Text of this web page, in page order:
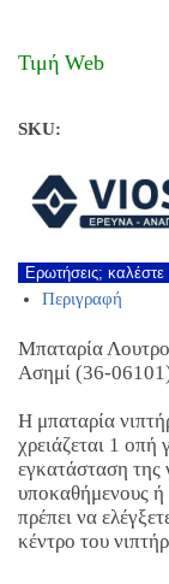
Τιμή Web
SKU:
Ερωτήσεις; καλέστε
Περιγραφή
Μπαταρία
Ασημί (36-
Η μπαταρία
χρειάζεται 1 οπή
εγκατάσταση της
υποκαθήμενους ή
πρέπει να
κέντρο του